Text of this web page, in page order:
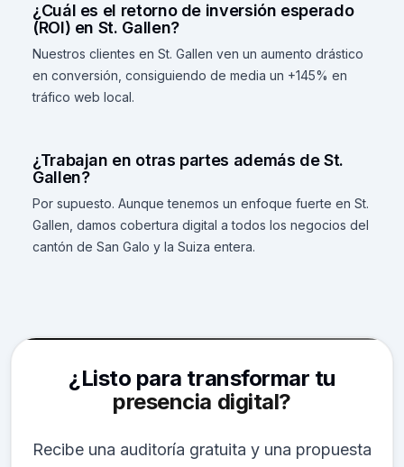
¿Cuál es el retorno de inversión esperado
(ROI) en St. Gallen?
Nuestros clientes en St. Gallen ven un aumento drástico
en conversión, consiguiendo de media un +145% en
tráfico web local.
¿Trabajan en otras partes además de St.
Gallen?
Por supuesto. Aunque tenemos un enfoque fuerte en St.
Gallen, damos cobertura digital a todos los negocios del
cantón de San Galo y la Suiza entera.
¿Listo para transformar tu
presencia digital?
Recibe una auditoría gratuita y una propuesta